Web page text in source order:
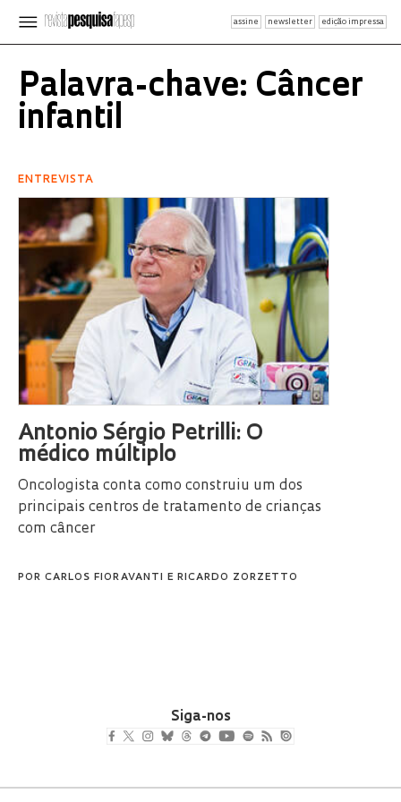
assine newsletter edição impressa
Palavra-chave: Câncer
infantil
ENTREVISTA
Antonio Sérgio Petrilli: O
médico múltiplo
Oncologista conta como construiu um dos
principais centros de tratamento de crianças
com câncer
POR CARLOS FIORAVANTI E RICARDO ZORZETTO
Siga-nos